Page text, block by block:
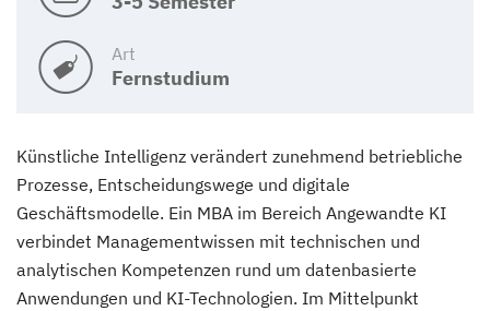
Art
Fernstudium
Künstliche Intelligenz verändert zunehmend betriebliche
Prozesse, Entscheidungswege und digitale
Geschäftsmodelle. Ein MBA im Bereich Angewandte KI
verbindet Managementwissen mit technischen und
analytischen Kompetenzen rund um datenbasierte
Anwendungen und KI-Technologien. Im Mittelpunkt